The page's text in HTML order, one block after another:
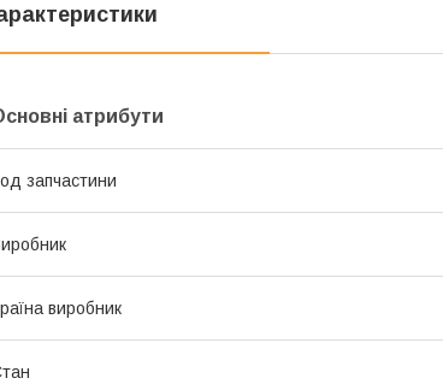
атрибути
запчастини
виробник